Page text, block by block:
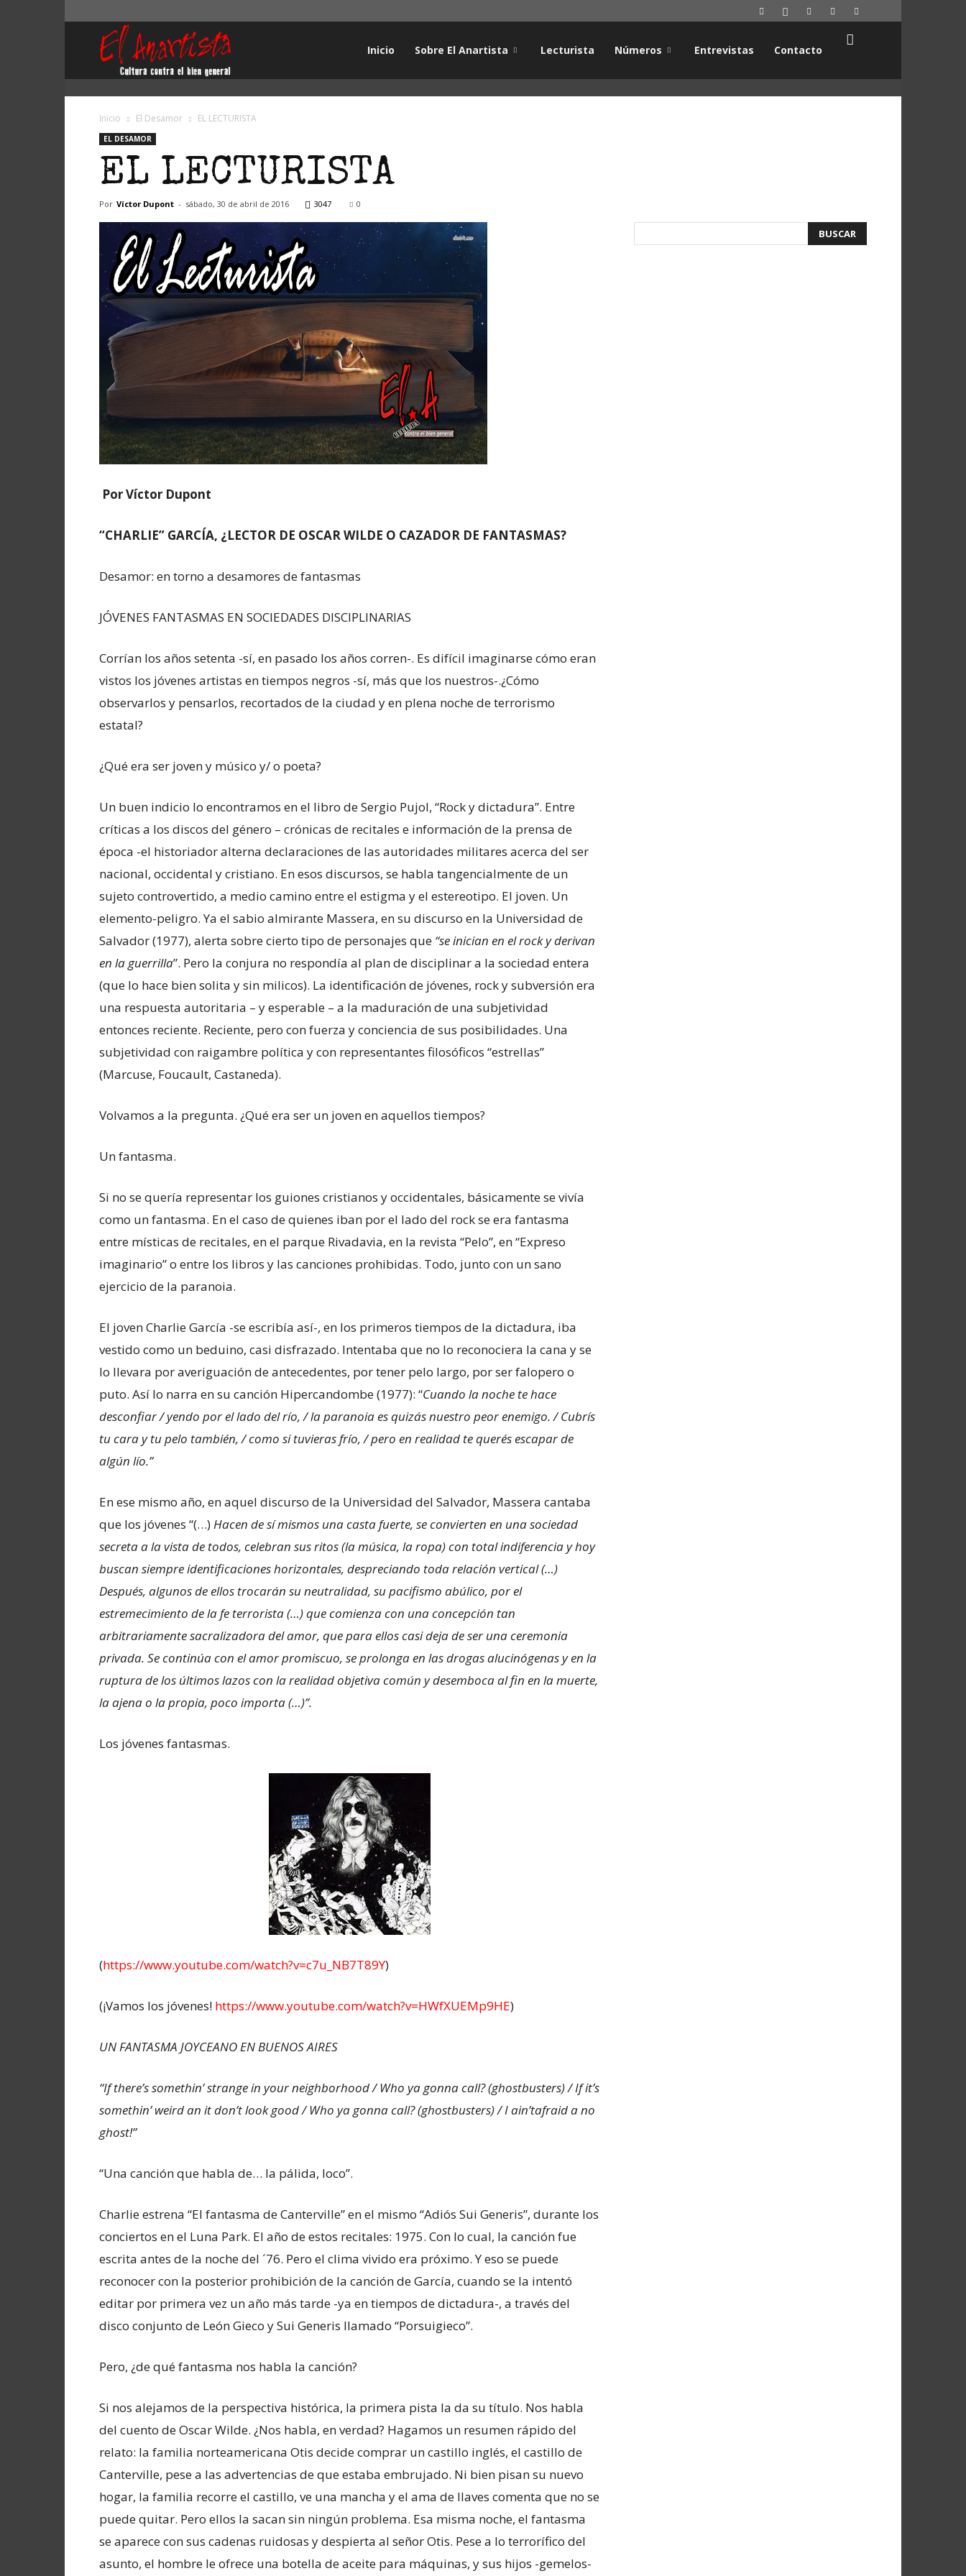
Inicio Sobre El Anartista Lecturista Números Entrevistas Contacto
Inicio El Desamor EL LECTURISTA
EL DESAMOR
EL LECTURISTA
Por Víctor Dupont - sábado, 30 de abril de 2016 3047 0
Por Víctor Dupont
“CHARLIE” GARCÍA, ¿LECTOR DE OSCAR WILDE O CAZADOR DE FANTASMAS?
Desamor: en torno a desamores de fantasmas
JÓVENES FANTASMAS EN SOCIEDADES DISCIPLINARIAS
Corrían los años setenta -sí, en pasado los años corren-. Es difícil imaginarse cómo eran
vistos los jóvenes artistas en tiempos negros -sí, más que los nuestros-.¿Cómo
observarlos y pensarlos, recortados de la ciudad y en plena noche de terrorismo
estatal?
¿Qué era ser joven y músico y/ o poeta?
Un buen indicio lo encontramos en el libro de Sergio Pujol, “Rock y dictadura”. Entre
críticas a los discos del género – crónicas de recitales e información de la prensa de
época -el historiador alterna declaraciones de las autoridades militares acerca del ser
nacional, occidental y cristiano. En esos discursos, se habla tangencialmente de un
sujeto controvertido, a medio camino entre el estigma y el estereotipo. El joven. Un
elemento-peligro. Ya el sabio almirante Massera, en su discurso en la Universidad de
Salvador (1977), alerta sobre cierto tipo de personajes que “se inician en el rock y derivan
en la guerrilla”. Pero la conjura no respondía al plan de disciplinar a la sociedad entera
(que lo hace bien solita y sin milicos). La identificación de jóvenes, rock y subversión era
una respuesta autoritaria – y esperable – a la maduración de una subjetividad
entonces reciente. Reciente, pero con fuerza y conciencia de sus posibilidades. Una
subjetividad con raigambre política y con representantes filosóficos “estrellas”
(Marcuse, Foucault, Castaneda).
Volvamos a la pregunta. ¿Qué era ser un joven en aquellos tiempos?
Un fantasma.
Si no se quería representar los guiones cristianos y occidentales, básicamente se vivía
como un fantasma. En el caso de quienes iban por el lado del rock se era fantasma
entre místicas de recitales, en el parque Rivadavia, en la revista “Pelo”, en “Expreso
imaginario” o entre los libros y las canciones prohibidas. Todo, junto con un sano
ejercicio de la paranoia.
El joven Charlie García -se escribía así-, en los primeros tiempos de la dictadura, iba
vestido como un beduino, casi disfrazado. Intentaba que no lo reconociera la cana y se
lo llevara por averiguación de antecedentes, por tener pelo largo, por ser falopero o
puto. Así lo narra en su canción Hipercandombe (1977): “Cuando la noche te hace
desconfiar / yendo por el lado del río, / la paranoia es quizás nuestro peor enemigo. / Cubrís
tu cara y tu pelo también, / como si tuvieras frío, / pero en realidad te querés escapar de
algún lío.”
En ese mismo año, en aquel discurso de la Universidad del Salvador, Massera cantaba
que los jóvenes “(…)Hacen de sí mismos una casta fuerte, se convierten en una sociedad
secreta a la vista de todos, celebran sus ritos (la música, la ropa) con total indiferencia y hoy
buscan siempre identificaciones horizontales, despreciando toda relación vertical (…)
Después, algunos de ellos trocarán su neutralidad, su pacifismo abúlico, por el
estremecimiento de la fe terrorista (…) que comienza con una concepción tan
arbitrariamente sacralizadora del amor, que para ellos casi deja de ser una ceremonia
privada. Se continúa con el amor promiscuo, se prolonga en las drogas alucinógenas y en la
ruptura de los últimos lazos con la realidad objetiva común y desemboca al fin en la muerte,
la ajena o la propia, poco importa (…)”.
Los jóvenes fantasmas.
(https://www.youtube.com/watch?v=c7u_NB7T89Y)
(¡Vamos los jóvenes! https://www.youtube.com/watch?v=HWfXUEMp9HE)
UN FANTASMA JOYCEANO EN BUENOS AIRES
“If there’s somethin’ strange in your neighborhood / Who ya gonna call? (ghostbusters) / If it’s
somethin’ weird an it don’t look good/ Who ya gonna call?(ghostbusters) / I ain’tafraid a no
ghost!”
“Una canción que habla de… la pálida, loco”.
Charlie estrena “El fantasma de Canterville” en el mismo “Adiós Sui Generis”, durante los
conciertos en el Luna Park. El año de estos recitales: 1975. Con lo cual, la canción fue
escrita antes de la noche del ´76. Pero el clima vivido era próximo. Y eso se puede
reconocer con la posterior prohibición de la canción de García, cuando se la intentó
editar por primera vez un año más tarde -ya en tiempos de dictadura-, a través del
disco conjunto de León Gieco y Sui Generis llamado “Porsuigieco”.
Pero, ¿de qué fantasma nos habla la canción?
Si nos alejamos de la perspectiva histórica, la primera pista la da su título. Nos habla
del cuento de Oscar Wilde. ¿Nos habla, en verdad? Hagamos un resumen rápido del
relato: la familia norteamericana Otis decide comprar un castillo inglés, el castillo de
Canterville, pese a las advertencias de que estaba embrujado. Ni bien pisan su nuevo
hogar, la familia recorre el castillo, ve una mancha y el ama de llaves comenta que no se
puede quitar. Pero ellos la sacan sin ningún problema. Esa misma noche, el fantasma
se aparece con sus cadenas ruidosas y despierta al señor Otis. Pese a lo terrorífico del
asunto, el hombre le ofrece una botella de aceite para máquinas, y sus hijos -gemelos-